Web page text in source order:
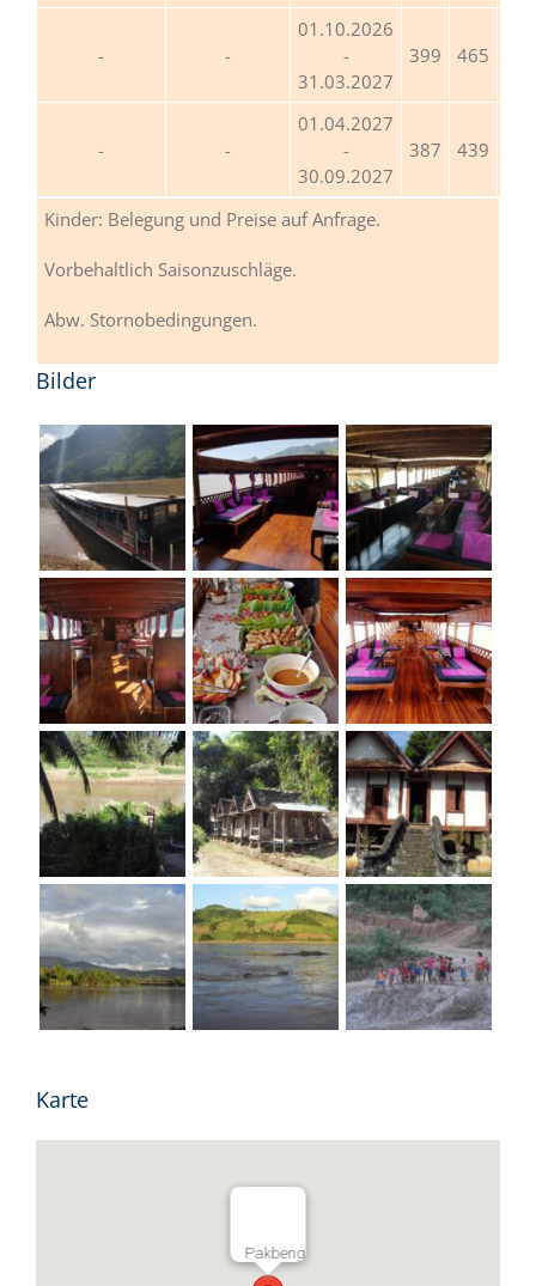
01.10.2026
-
31.03.2027
399 465
01.04.2027
-
30.09.2027
387 439
Kinder: Belegung und Preise auf Anfrage.
Vorbehaltlich Saisonzuschläge.
Abw. Stornobedingungen.
Bilder
Karte
Pakbeng